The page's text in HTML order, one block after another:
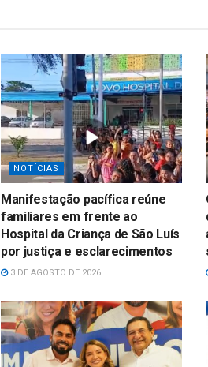
NOTÍCIAS
Manifestação pacífica reúne
familiares em frente ao
Hospital da Criança de São Luís
por justiça e esclarecimentos
3 DE AGOSTO DE 2026